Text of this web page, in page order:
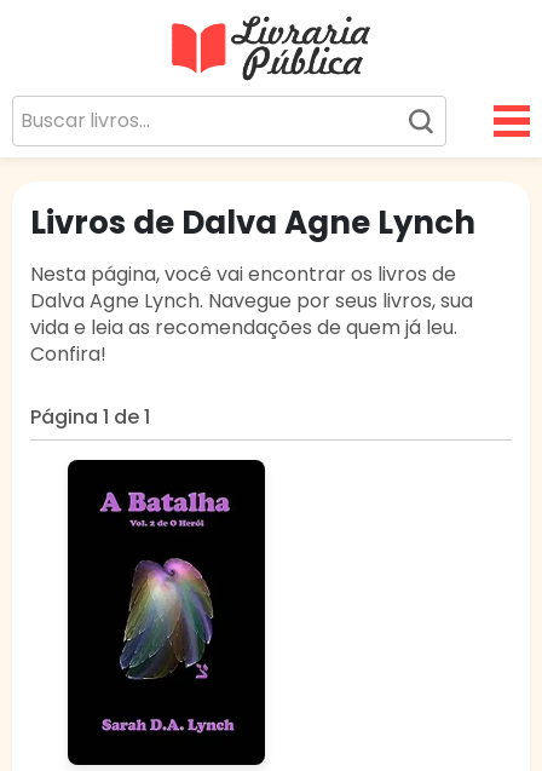
Sua Biblioteca Virtual Gratuita
Livros de Dalva Agne Lynch
Nesta página, você vai encontrar os livros de
Dalva Agne Lynch. Navegue por seus livros, sua
vida e leia as recomendações de quem já leu.
Confira!
Página 1 de 1